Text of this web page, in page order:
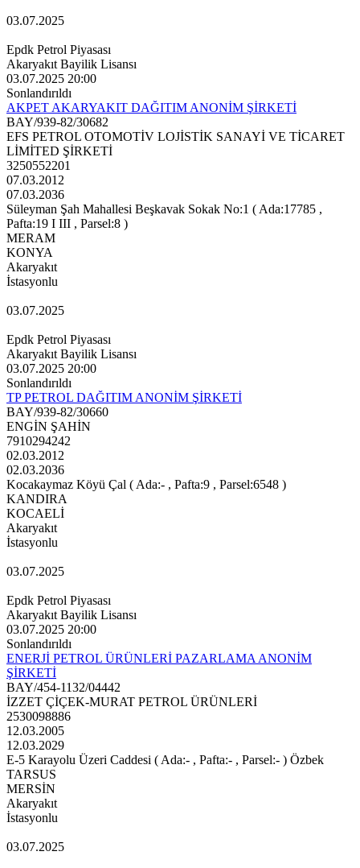
03.07.2025
Epdk Petrol Piyasası
Akaryakıt Bayilik Lisansı
03.07.2025 20:00
Sonlandırıldı
AKPET AKARYAKIT DAĞITIM ANONİM ŞİRKETİ
BAY/939-82/30682
EFS PETROL OTOMOTİV LOJİSTİK SANAYİ VE TİCARET
LİMİTED ŞİRKETİ
3250552201
07.03.2012
07.03.2036
Süleyman Şah Mahallesi Beşkavak Sokak No:1 ( Ada:17785 ,
Pafta:19 I III , Parsel:8 )
MERAM
KONYA
Akaryakıt
İstasyonlu
03.07.2025
Epdk Petrol Piyasası
Akaryakıt Bayilik Lisansı
03.07.2025 20:00
Sonlandırıldı
TP PETROL DAĞITIM ANONİM ŞİRKETİ
BAY/939-82/30660
ENGİN ŞAHİN
7910294242
02.03.2012
02.03.2036
Kocakaymaz Köyü Çal ( Ada:- , Pafta:9 , Parsel:6548 )
KANDIRA
KOCAELİ
Akaryakıt
İstasyonlu
03.07.2025
Epdk Petrol Piyasası
Akaryakıt Bayilik Lisansı
03.07.2025 20:00
Sonlandırıldı
ENERJİ PETROL ÜRÜNLERİ PAZARLAMA ANONİM
ŞİRKETİ
BAY/454-1132/04442
İZZET ÇİÇEK-MURAT PETROL ÜRÜNLERİ
2530098886
12.03.2005
12.03.2029
E-5 Karayolu Üzeri Caddesi ( Ada:- , Pafta:- , Parsel:- ) Özbek
TARSUS
MERSİN
Akaryakıt
İstasyonlu
03.07.2025